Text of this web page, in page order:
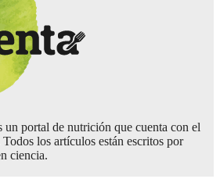
un portal de nutrición que cuenta con el
los artículos están escritos por
ciencia.